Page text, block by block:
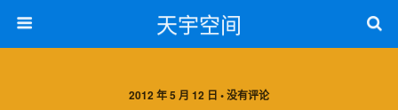
天宇空间
2012 年 5 月 12 日 • 没有评论